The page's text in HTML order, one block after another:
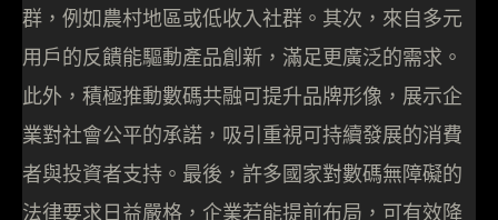
群，例如農村地區或低收入社群。其次，來自多元
用戶的反饋能驅動產品創新，滿足更廣泛的需求。
此外，積極推動數碼共融可提升品牌形像，展示企
業對社會公平的承諾，吸引重視可持續發展的消費
者與投資者支持。最後，許多國家對數碼無障礙的
法律要求日益嚴格，企業若能提前布局，可有效降